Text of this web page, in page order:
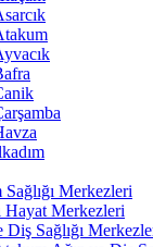
Merkezleri
Hayat Merkezleri
Diş Sağlığı